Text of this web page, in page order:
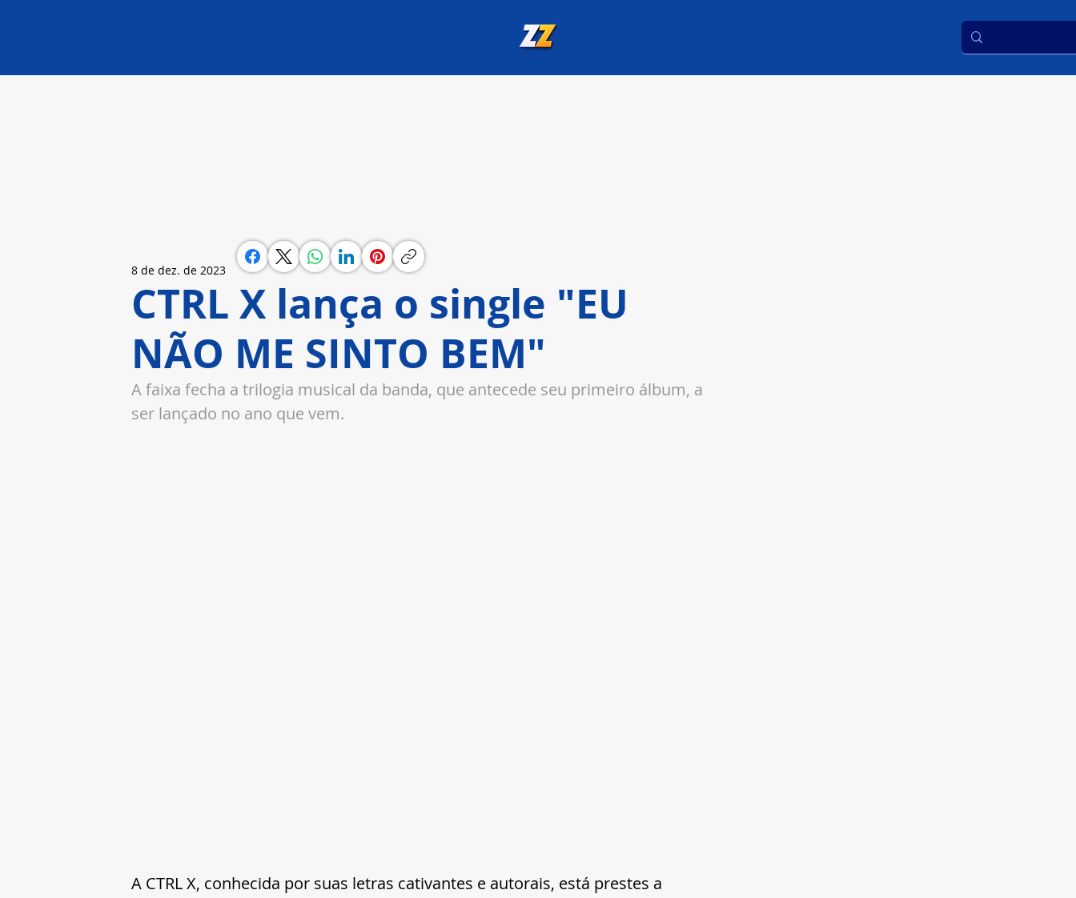
CTRL X lança o single "EU
NÃO ME SINTO BEM"
8 de dez. de 2023
A faixa fecha a trilogia musical da banda, que antecede seu primeiro álbum, a
ser lançado no ano que vem.
A CTRL X, conhecida por suas letras cativantes e autorais, está prestes a